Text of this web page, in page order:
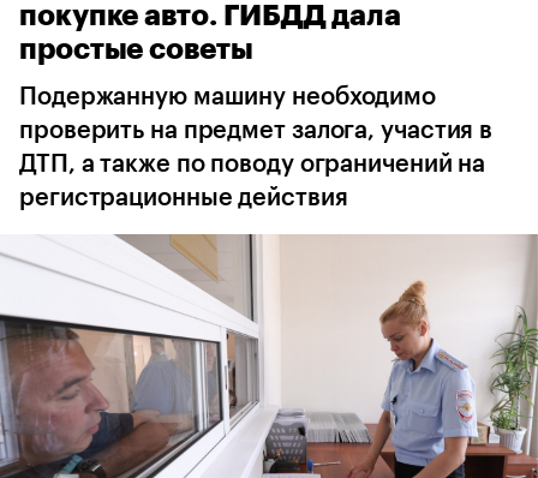
покупке авто. ГИБДД дала
простые советы
Подержанную машину необходимо
проверить на предмет залога, участия в
ДТП, а также по поводу ограничений на
регистрационные действия